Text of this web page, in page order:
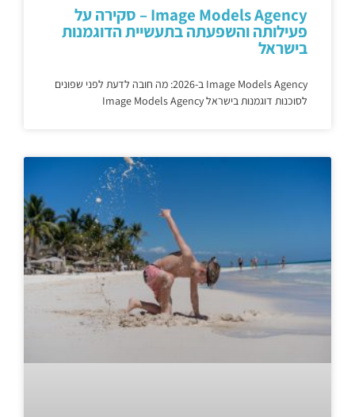
Image Models Agency – סקירה על
פעילותה והשפעתה בתעשיית הדוגמנות
בישראל
Image Models Agency ב-2026: מה חובה לדעת לפני שפונים
לסוכנות דוגמנות בישראל Image Models Agency